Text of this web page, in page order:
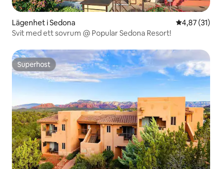
Lägenhet i Sedona 4,87 av 5 i
4,87 (31)
Svit med ett sovrum @ Popular Sedona Resort!
Superhost
Superhost